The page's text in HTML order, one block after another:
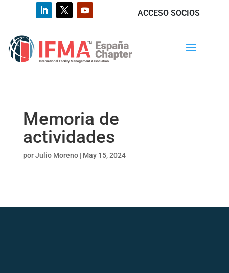
ACCESO SOCIOS
Memoria de
actividades
porJulio Moreno| May 15, 2024